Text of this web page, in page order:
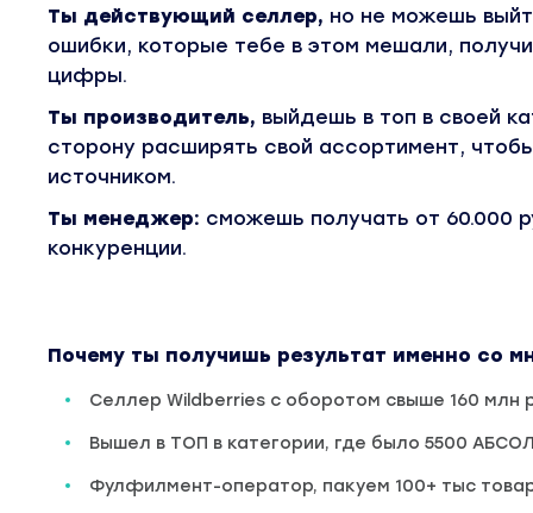
Ты действующий селлер, но не можешь
ошибки, которые тебе в этом мешали,
цифры.
Ты производитель, выйдешь в топ в своей
сторону расширять свой ассортимент,
источником.
Ты менеджер: сможешь получать от 60.000
конкуренции.
Почему ты получишь результат именно со
Селлер Wildberries с оборотом свыше 160 млн
Вышел в ТОП в категории, где было 5500
Фулфилмент-оператор, пакуем 100+ тыс